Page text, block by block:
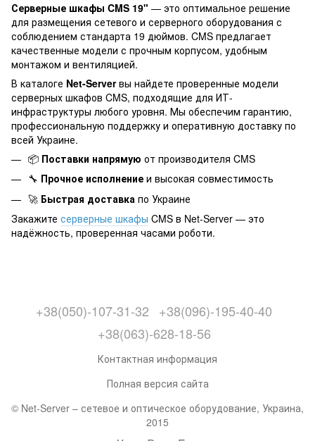
Серверные шкафы CMS 19" — это оптимальное решение
для размещения сетевого и серверного оборудования с
соблюдением стандарта 19 дюймов. CMS предлагает
качественные модели с прочным корпусом, удобным
монтажом и вентиляцией.
В каталоге Net-Serverвы найдете проверенные модели
серверных шкафов CMS, подходящие для ИТ-
инфраструктуры любого уровня. Мы обеспечим гарантию,
профессиональную поддержку и оперативную доставку по
всей Украине.
📦 Поставки напрямую от производителя CMS
🔧 Прочное исполнение и высокая совместимость
🚀 Быстрая доставка по Украине
Закажите серверные шкафы CMS в Net-Server — это
надёжность, проверенная часами роботи.
+38(050)-107-31-32
+38(096)-195-40-40
+38(063)-628-18-56
Контактная информация
Полная версия сайта
© Net-Server – сетевое и оптическое оборудование, Украина,
2015